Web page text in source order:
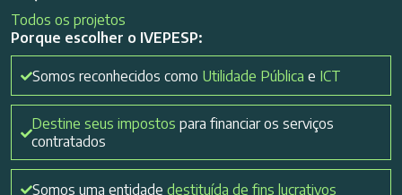
Todos os projetos
Porque escolher o IVEPESP:
Somos reconhecidos como Utilidade Pública e ICT
Destine seus impostos para financiar os serviços
contratados
Somos uma entidade destituída de fins lucrativos